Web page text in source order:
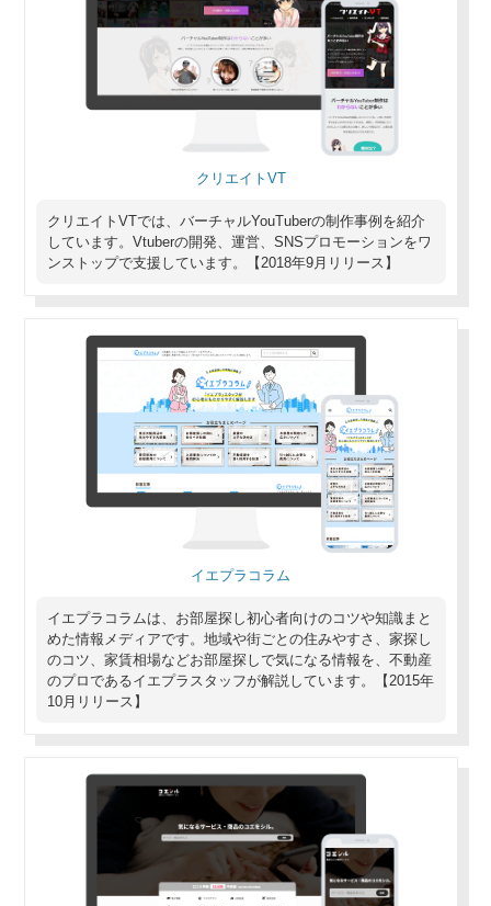
クリエイトVT
クリエイトVTでは、バーチャルYouTuberの制作事例を紹介
しています。Vtuberの開発、運営、SNSプロモーションをワ
ンストップで支援しています。【2018年9月リリース】
イエプラコラム
イエプラコラムは、お部屋探し初心者向けのコツや知識まと
めた情報メディアです。地域や街ごとの住みやすさ、家探し
のコツ、家賃相場などお部屋探しで気になる情報を、不動産
のプロであるイエプラスタッフが解説しています。【2015年
10月リリース】